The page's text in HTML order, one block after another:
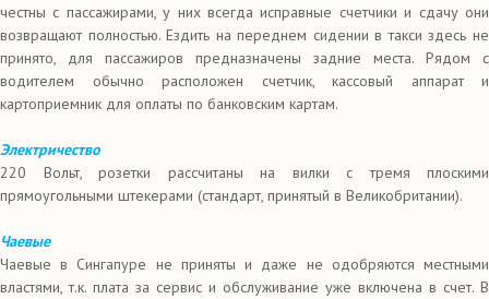
честны с пассажирами, у них всегда исправные счетчики и сдачу они
возвращают полностью. Ездить на переднем сидении в такси здесь не
принято, для пассажиров предназначены задние места. Рядом с
водителем обычно расположен счетчик, кассовый аппарат и
картоприемник для оплаты по банковским картам.
Электричество
220 Вольт, розетки рассчитаны на вилки с тремя плоскими
прямоугольными штекерами (стандарт, принятый в Великобритании).
Чаевые
Чаевые в Сингапуре не приняты и даже не одобряются местными
властями, т.к. плата за сервис и обслуживание уже включена в счет. В